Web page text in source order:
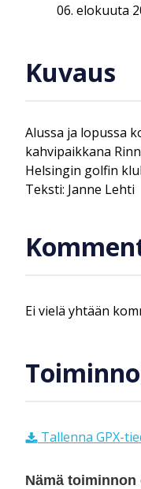
06. elokuuta
Kuvaus
Alussa ja lopussa
kahvipaikkana
Helsingin golfin
Teksti: Janne Lehti
Ei vielä yhtään
Tallenna GPX-
Nämä